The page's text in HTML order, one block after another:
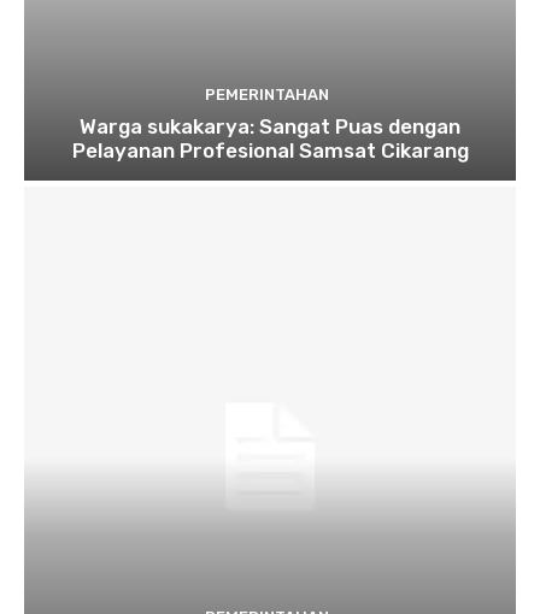
PEMERINTAHAN
Warga sukakarya: Sangat Puas dengan
Pelayanan Profesional Samsat Cikarang